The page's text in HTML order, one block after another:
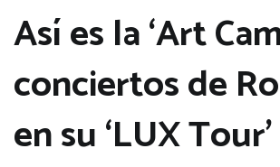
Así es la ‘Art
conciertos de
en su ‘LUX Tour’